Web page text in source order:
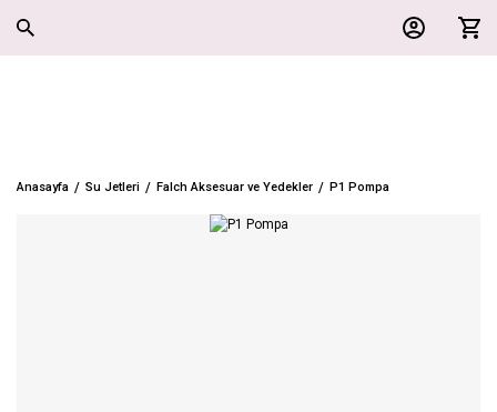
Anasayfa Su Jetleri Falch Aksesuar ve Yedekler P1 Pompa